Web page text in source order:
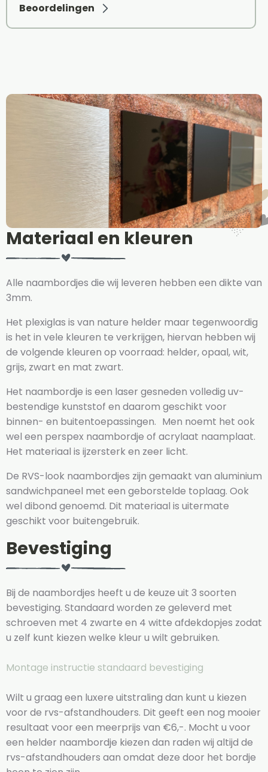
Beoordelingen
Materiaal en kleuren
Alle naambordjes die wij leveren hebben een dikte van
3mm.
Het plexiglas is van nature helder maar tegenwoordig
is het in vele kleuren te verkrijgen, hiervan hebben wij
de volgende kleuren op voorraad: helder, opaal, wit,
grijs, zwart en mat zwart.
Het naambordje is een laser gesneden volledig uv-
bestendige kunststof en daarom geschikt voor
binnen- en buitentoepassingen. Men noemt het ook
wel een perspex naambordje of acrylaat naamplaat.
Het materiaal is ijzersterk en zeer licht.
De RVS-look naambordjes zijn gemaakt van aluminium
sandwichpaneel met een geborstelde toplaag. Ook
wel dibond genoemd. Dit materiaal is uitermate
geschikt voor buitengebruik.
Bevestiging
Bij de naambordjes heeft u de keuze uit 3 soorten
bevestiging. Standaard worden ze geleverd met
schroeven met 4 zwarte en 4 witte afdekdopjes zodat
u zelf kunt kiezen welke kleur u wilt gebruiken.
Montage instructie standaard bevestiging
Wilt u graag een luxere uitstraling dan kunt u kiezen
voor de rvs-afstandhouders. Dit geeft een nog mooier
resultaat voor een meerprijs van €6,-. Mocht u voor
een helder naambordje kiezen dan raden wij altijd de
rvs-afstandhouders aan omdat deze door het bordje